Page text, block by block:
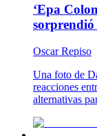
‘Epa
sorprendió
Oscar Repiso
Una foto de
reacciones
alternativas